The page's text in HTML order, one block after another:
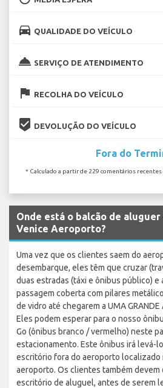
directions_car QUALIDADE DO VEÍCULO
room_service SERVIÇO DE ATENDIMENTO
flag RECOLHA DO VEÍCULO
beenhere DEVOLUÇÃO DO VEÍCULO
Fora do
* Calculado a partir de 229 comentários
Onde está o balcão de aluguer
Venice Aeroporto?
Uma vez que os clientes saem do
desembarque, eles têm que cruzar
duas estradas (táxi e ônibus público) e
passagem coberta com pilares
de vidro até chegarem a UMA GRANDE
Eles podem esperar para o nosso
Go (ônibus branco / vermelho) neste
estacionamento. Este ônibus irá levá-
escritório fora do aeroporto localizado
aeroporto. Os clientes também devem
escritório de aluguel, antes de serem